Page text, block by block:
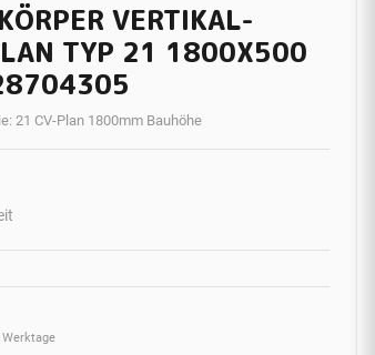
VERTIKAL-
TYP 21 1800X500
21 CV-Plan 1800mm Bauhöhe
Werktage